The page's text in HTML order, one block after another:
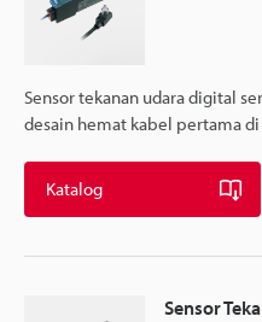
Sensor tekanan udara digital
desain hemat kabel pertama
Katalog
Sensor